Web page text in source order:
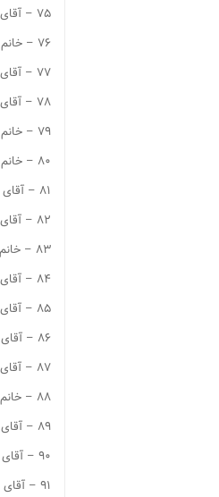
۷۵ – آقای مهدی اصغرپور فرزند حسین کد نامزد ۱۷۱۹
۷۶ – خانم فاطمه اصلان زاده فرزند فیض اله کد نامزد ۱۷۴۱
۷۷ – آقای فیروز اصلانی فرزند محمد مشهور به دکتر اصلانی کد نامزد ۱۷۴۲
۷۸ – آقای امین اعتصام نیا فرزند سعداله کد نامزد ۱۷۴۶
۷۹ – خانم هانیه سادات اعزاز فرزند سیدامیر کد نامزد ۱۷۴۸
۸۰ – خانم زهرا اعیان منش شاد فرزند رضا کد نامزد ۱۷۵۱
۸۱ – آقای ابراهیم افتخاری فرزند مراد علی کد نامزد ۱۷۵۶
۸۲ – آقای حسین افتخاری فرزند علی اصغر مشهور به —- کد نامزد ۱۷۵۷
۸۳ – خانم لاله افتخاری فرزند محمد حسین کد نامزد ۱۷۵۹
۸۴ – آقای سیدعلی اصغر افجه فرزند سید جمال الدین کد نامزد ۱۷۶۱
۸۵ – آقای پرویز افروغ فرزند کریم کد نامزد ۱۷۶۷
۸۶ – آقای غلامرضا افسری دودران فرزند شیخعلی کد نامزد ۱۷۶۸
۸۷ – آقای حسن افشاری فرزند خیراله کد نامزد ۱۷۸۲
۸۸ – خانم فاطمه السادات افصح حسینی فرزند سید محمود کد نامزد ۱۷۸۶
۸۹ – آقای مهدی اقراریان فرزند پرویز کد نامزد ۱۷۹۵
۹۰ – آقای حسن اکبری فرزند چنگیز کد نامزد ۱۷۹۷
۹۱ – آقای علیرضا اکبری فرزند محمد کد نامزد ۱۸۱۲